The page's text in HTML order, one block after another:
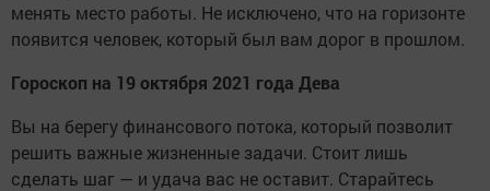
менять место работы. Не исключено, что на горизонте
появится человек, который был вам дорог в прошлом.
Гороскоп на 19 октября 2021 года Дева
Вы на берегу финансового потока, который позволит
решить важные жизненные задачи. Стоит лишь
сделать шаг — и удача вас не оставит. Старайтесь